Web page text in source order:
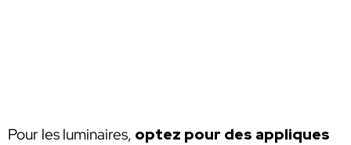
Pour les luminaires, optez pour des appliques